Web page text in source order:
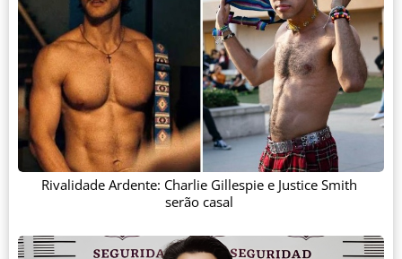
Rivalidade Ardente: Charlie Gillespie e Justice Smith
serão casal